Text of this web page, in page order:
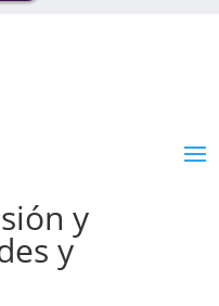
y
y